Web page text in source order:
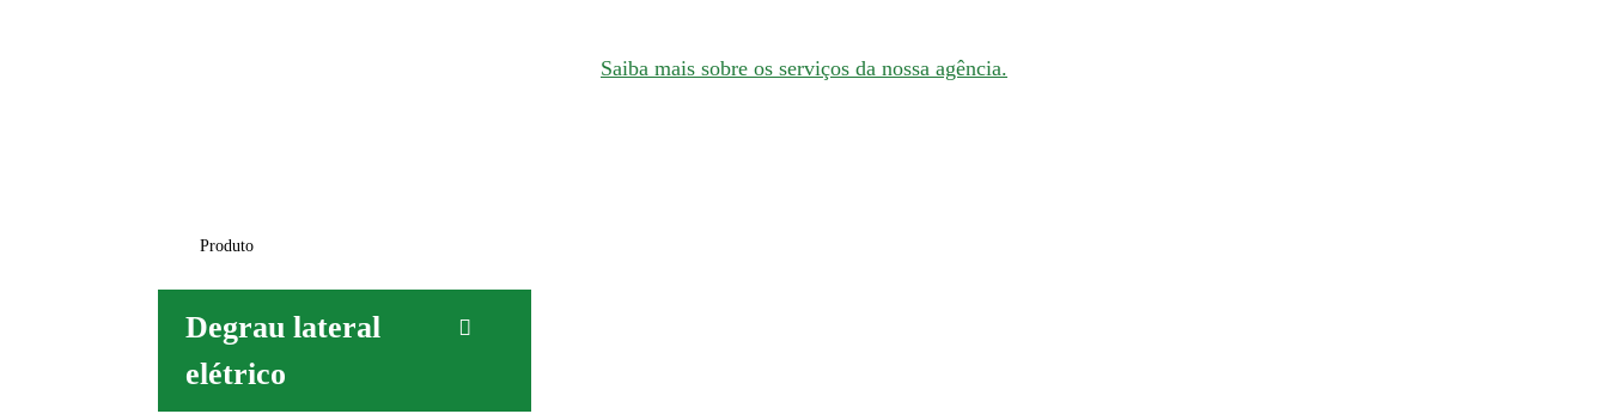
Saiba mais sobre os serviços da nossa agência.
Produto
Degrau lateral
elétrico